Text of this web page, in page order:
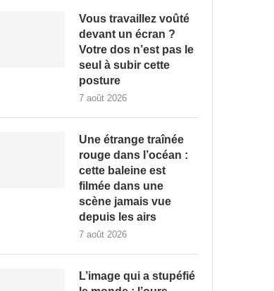
Vous travaillez voûté
devant un écran ?
Votre dos n’est pas le
seul à subir cette
posture
7 août 2026
Une étrange traînée
rouge dans l’océan :
cette baleine est
filmée dans une
scène jamais vue
depuis les airs
7 août 2026
L’image qui a stupéfié